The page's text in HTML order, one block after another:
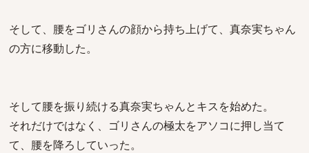
そして、腰をゴリさんの顔から持ち上げて、真奈実ちゃん
の方に移動した。
そして腰を振り続ける真奈実ちゃんとキスを始めた。
それだけではなく、ゴリさんの極太をアソコに押し当て
て、腰を降ろしていった。